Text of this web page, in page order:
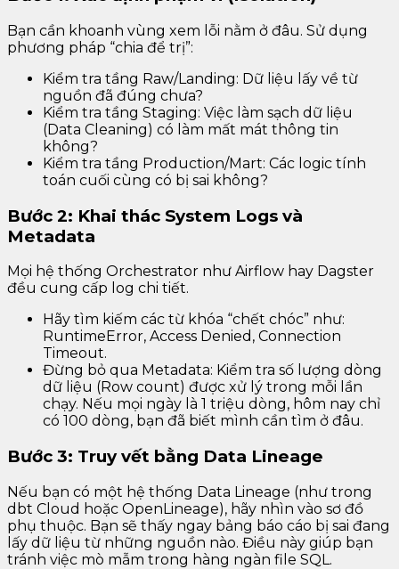
Bạn cần khoanh vùng xem lỗi nằm ở đâu. Sử dụng
phương pháp “chia để trị”:
Kiểm tra tầng Raw/Landing: Dữ liệu lấy về từ
nguồn đã đúng chưa?
Kiểm tra tầng Staging: Việc làm sạch dữ liệu
(Data Cleaning) có làm mất mát thông tin
không?
Kiểm tra tầng Production/Mart: Các logic tính
toán cuối cùng có bị sai không?
Bước 2: Khai thác System Logs và
Metadata
Mọi hệ thống Orchestrator như Airflow hay Dagster
đều cung cấp log chi tiết.
Hãy tìm kiếm các từ khóa “chết chóc” như:
RuntimeError, Access Denied, Connection
Timeout.
Đừng bỏ qua Metadata: Kiểm tra số lượng dòng
dữ liệu (Row count) được xử lý trong mỗi lần
chạy. Nếu mọi ngày là 1 triệu dòng, hôm nay chỉ
có 100 dòng, bạn đã biết mình cần tìm ở đâu.
Bước 3: Truy vết bằng Data Lineage
Nếu bạn có một hệ thống Data Lineage (như trong
dbt Cloud hoặc OpenLineage), hãy nhìn vào sơ đồ
phụ thuộc. Bạn sẽ thấy ngay bảng báo cáo bị sai đang
lấy dữ liệu từ những nguồn nào. Điều này giúp bạn
tránh việc mò mẫm trong hàng ngàn file SQL.